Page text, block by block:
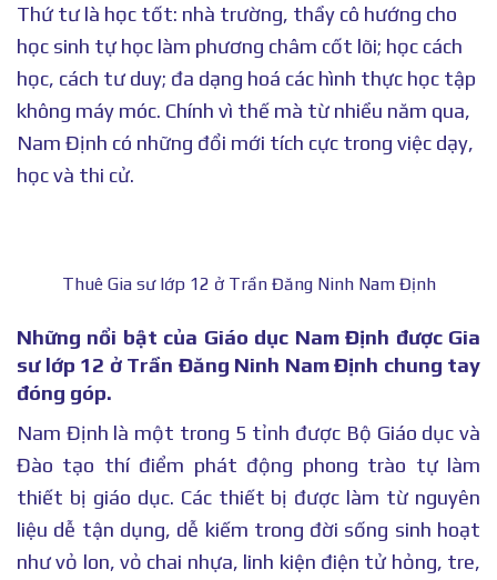
Thứ tư là học tốt: nhà trường, thầy cô hướng cho
học sinh tự học làm phương châm cốt lõi; học cách
học, cách tư duy; đa dạng hoá các hình thực học tập
không máy móc. Chính vì thế mà từ nhiều năm qua,
Nam Định có những đổi mới tích cực trong việc dạy,
học và thi cử.
Thuê Gia sư lớp 12 ở Trần Đăng Ninh Nam Định
Những nổi bật của Giáo dục Nam Định được Gia
sư lớp 12 ở Trần Đăng Ninh Nam Định chung tay
đóng góp.
Nam Định là một trong 5 tỉnh được Bộ Giáo dục và
Đào tạo thí điểm phát động phong trào tự làm
thiết bị giáo dục. Các thiết bị được làm từ nguyên
liệu dễ tận dụng, dễ kiếm trong đời sống sinh hoạt
như vỏ lon, vỏ chai nhựa, linh kiện điện tử hỏng, tre,